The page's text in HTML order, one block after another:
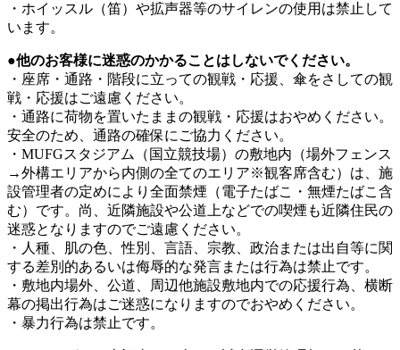
・ホイッスル（笛）や拡声器等のサイレンの使用は禁止して
います。
●他のお客様に迷惑のかかることはしないでください。
・座席・通路・階段に立っての観戦・応援、傘をさしての観
戦・応援はご遠慮ください。
・通路に荷物を置いたままの観戦・応援はおやめください。
安全のため、通路の確保にご協力ください。
・MUFGスタジアム（国立競技場）の敷地内（場外フェンス
→外構エリアから内側の全てのエリア※観客席含む）は、施
設管理者の定めにより全面禁煙（電子たばこ・無煙たばこ含
む）です。尚、近隣施設や公道上などでの喫煙も近隣住民の
迷惑となりますのでご遠慮ください。
・人種、肌の色、性別、言語、宗教、政治または出自等に関
する差別的あるいは侮辱的な発言または行為は禁止です。
・敷地内場外、公道、周辺他施設敷地内での応援行為、横断
幕の掲出行為はご迷惑になりますのでおやめください。
・暴力行為は禁止です。